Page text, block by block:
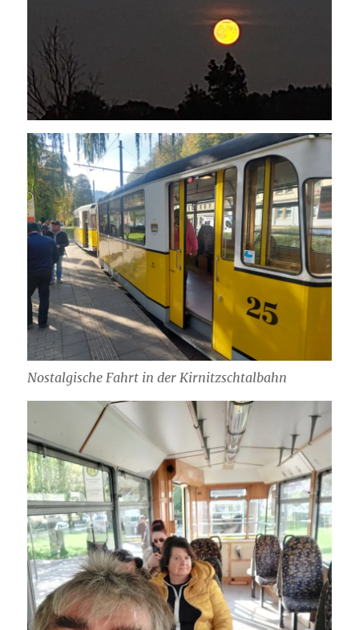
Nostalgische Fahrt in der Kirnitzschtalbahn